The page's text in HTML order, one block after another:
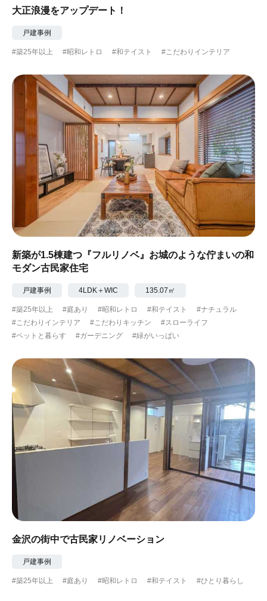
大正浪漫をアップデート！
戸建事例
#築25年以上 #昭和レトロ #和テイスト #こだわりインテリア
新築が1.5棟建つ『フルリノベ』お城のような佇まいの和
モダン古民家住宅
戸建事例 4LDK＋WIC 135.07㎡
#築25年以上 #庭あり #昭和レトロ #和テイスト
#ナチュラル
#こだわりインテリア
#こだわりキッチン
#スローライフ
#ペットと暮らす
#ガーデニング #緑がいっぱい
金沢の街中で古民家リノベーション
戸建事例
#築25年以上 #庭あり #昭和レトロ #和テイスト #ひとり暮らし